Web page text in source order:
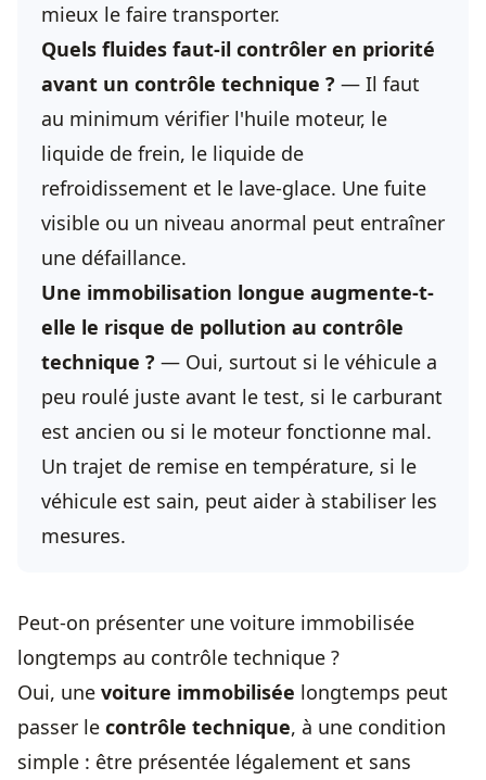
mieux le faire transporter.
Quels fluides faut-il contrôler en priorité
avant un contrôle technique ? — Il faut
au minimum vérifier l'huile moteur, le
liquide de frein, le liquide de
refroidissement et le lave-glace. Une fuite
visible ou un niveau anormal peut entraîner
une défaillance.
Une immobilisation longue augmente-t-
elle le risque de pollution au contrôle
technique ? — Oui, surtout si le véhicule a
peu roulé juste avant le test, si le carburant
est ancien ou si le moteur fonctionne mal.
Un trajet de remise en température, si le
véhicule est sain, peut aider à stabiliser les
mesures.
Peut-on présenter une voiture immobilisée
longtemps au contrôle technique ?
Oui, une voiture immobilisée longtemps peut
passer le contrôle technique, à une condition
simple : être présentée légalement et sans